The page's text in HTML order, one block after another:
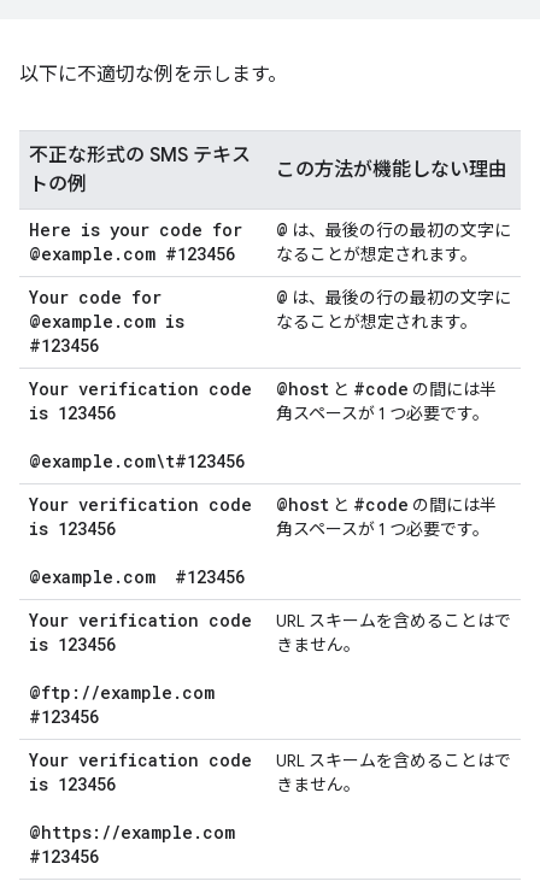
以下に不適切な例を示します。
不正な形式の SMS テキス
トの例
この方法が機能しない理由
Here is your code for
@example . com #123456
@ は、最後の行の最初の文字に
なることが想定されます。
Your code for
@example . com is
#123456
@ は、最後の行の最初の文字に
なることが想定されます。
Your verification code
is 123456
@example . com\t#123456
@host と #code の間には半
角スペースが 1 つ必要です。
Your verification code
is 123456
@example . com #123456
@host と #code の間には半
角スペースが 1 つ必要です。
Your verification code
is 123456
@ftp: //example . com
#123456
URL スキームを含めることはで
きません。
Your verification code
is 123456
@https: //example . com
#123456
URL スキームを含めることはで
きません。